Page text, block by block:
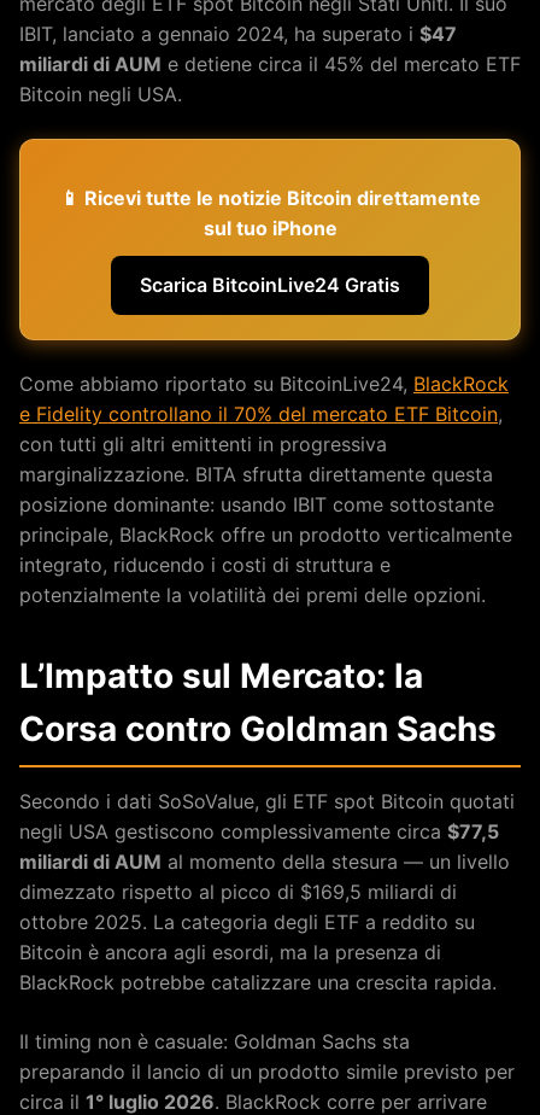
IBIT, lanciato a gennaio 2024, ha superato i $47
miliardi di AUM e detiene circa il 45% del mercato ETF
Bitcoin negli USA.
📱 Ricevi tutte le notizie Bitcoin direttamente
sul tuo iPhone
Scarica BitcoinLive24 Gratis
Come abbiamo riportato su BitcoinLive24, BlackRock
e Fidelity controllano il 70% del mercato ETF Bitcoin,
con tutti gli altri emittenti in progressiva
marginalizzazione. BITA sfrutta direttamente questa
posizione dominante: usando IBIT come sottostante
principale, BlackRock offre un prodotto verticalmente
integrato, riducendo i costi di struttura e
potenzialmente la volatilità dei premi delle opzioni.
L’Impatto sul Mercato: la
Corsa contro Goldman Sachs
Secondo i dati SoSoValue, gli ETF spot Bitcoin quotati
negli USA gestiscono complessivamente circa $77,5
miliardi di AUM al momento della stesura — un livello
dimezzato rispetto al picco di $169,5 miliardi di
ottobre 2025. La categoria degli ETF a reddito su
Bitcoin è ancora agli esordi, ma la presenza di
BlackRock potrebbe catalizzare una crescita rapida.
Il timing non è casuale: Goldman Sachs sta
preparando il lancio di un prodotto simile previsto per
circa il 1° luglio 2026. BlackRock corre per arrivare